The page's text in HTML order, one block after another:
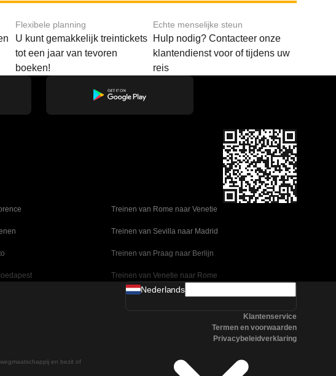
Flexibele planning
U kunt gemakkelijk treintickets
tot een jaar van tevoren
boeken!
Echte menselijke steun
Hulp nodig? Contacteer onze
klantendienst voor of tijdens uw
reis
Treinen van Rome naar Venetie
Treinen van Sevilla naar Madrid
Treinen van Praag naar Berlijn
Treinen van Venetie naar Rome
Treinen van Ulsan naar Seoel
Treinen van Seoel naar Changwon
Treinen van Praag naar Boedapest
en bezit of
Nederlands
Klantenservice
Termen en voorwaarden
Privacybeleidverklaring